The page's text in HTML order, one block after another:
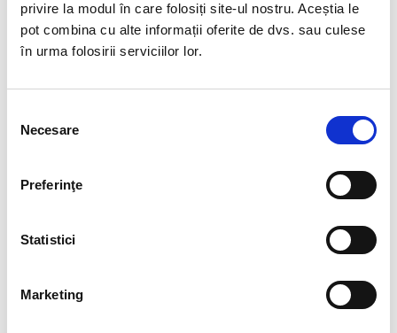
privire la modul în care folosiți site-ul nostru. Aceștia le
pot combina cu alte informații oferite de dvs. sau culese
în urma folosirii serviciilor lor.
consimțământului
Necesare
Preferinţe
Statistici
Marketing
Coordonator servicii
sociale
Specialist advocacy